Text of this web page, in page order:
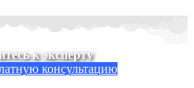
к эксперту
консультацию